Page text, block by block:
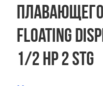
Floating
1/2 HP 2 STG